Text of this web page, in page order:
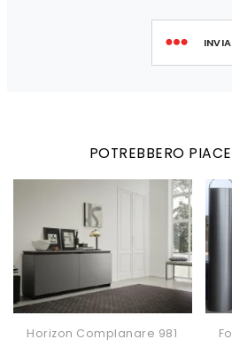
INVIA
POTREBBERO
Horizon Complanare 981